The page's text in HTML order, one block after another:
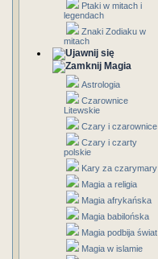
Ptaki w mitach i
legendach
Znaki Zodiaku w
mitach
Magia
Astrologia
Czarownice
Litewskie
Czary i czarownice
Czary i czarty
polskie
Kary za czarymary
Magia a religia
Magia afrykańska
Magia babilońska
Magia podbija świat
Magia w islamie